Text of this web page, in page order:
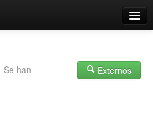
Externos
Se han